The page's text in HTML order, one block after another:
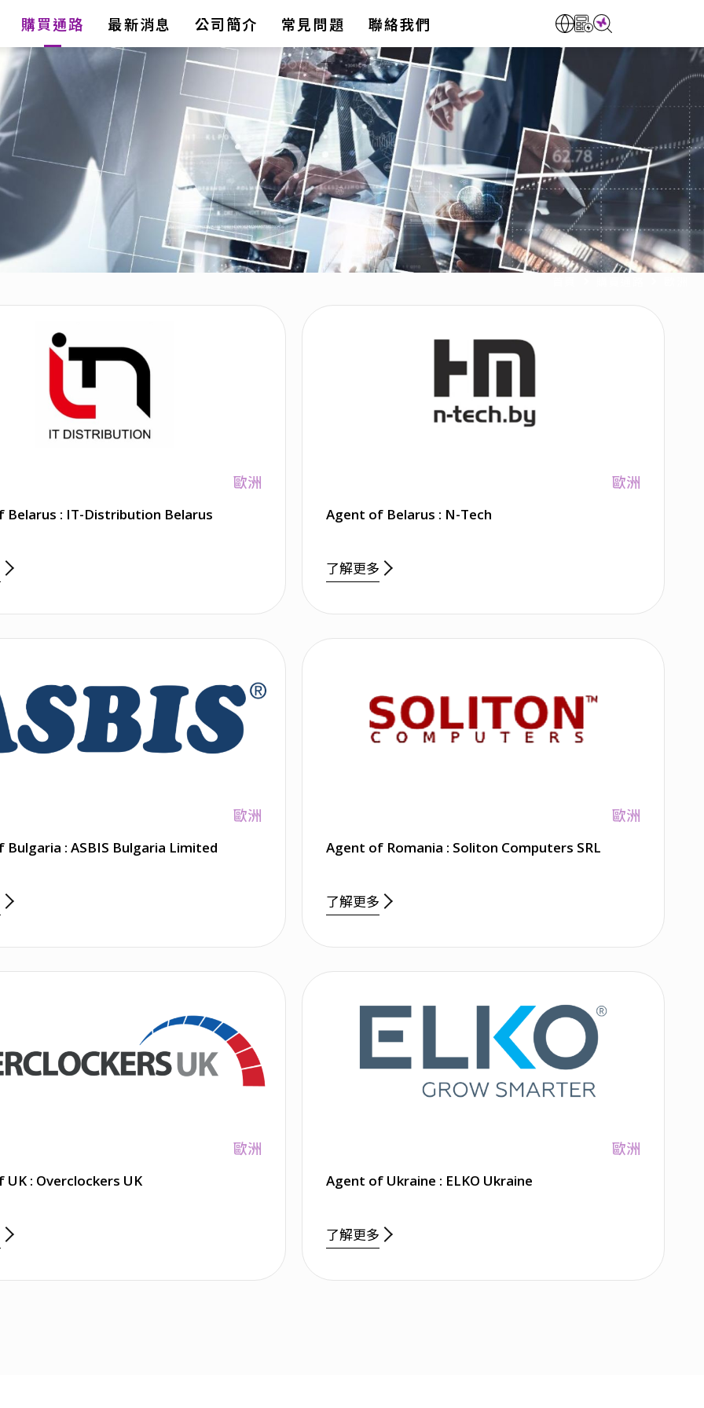
購買通路 最新消息 公司簡介 常見問題 聯絡我們
歐洲
Agent of Belarus : IT-Distribution Belarus
歐洲
Agent of Belarus : N-Tech
了解更多
歐洲
Agent of Bulgaria : ASBIS Bulgaria Limited
歐洲
Agent of Romania : Soliton Computers SRL
了解更多
歐洲
: Overclockers UK
歐洲
Agent of Ukraine : ELKO Ukraine
了解更多